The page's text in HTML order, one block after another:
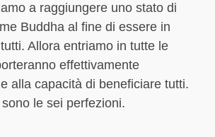
a raggiungere uno stato di
Buddha al fine di essere in
Allora entriamo in tutte le
effettivamente
alla capacità di beneficiare tutti.
le sei perfezioni.